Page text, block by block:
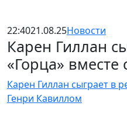
22:4021.08.25Новости
Карен Гиллан
«Горца»
Карен Гиллан сыграет в
Генри Кавиллом